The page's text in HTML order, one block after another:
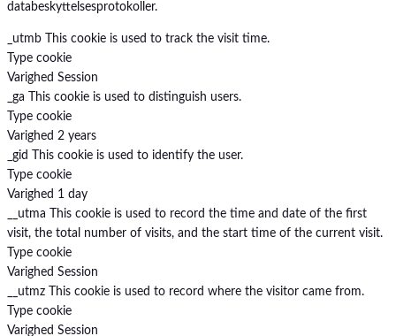
databeskyttelsesprotokoller.
_utmb
This cookie is used to track the visit time.
Type cookie
Varighed Session
_ga
This cookie is used to distinguish users.
Type cookie
Varighed 2 years
_gid
This cookie is used to identify the user.
Type cookie
Varighed 1 day
__utma
This cookie is used to record the time and date of the first
visit, the total number of visits, and the start time of the current visit.
Type cookie
Varighed Session
__utmz
This cookie is used to record where the visitor came from.
Type cookie
Varighed Session